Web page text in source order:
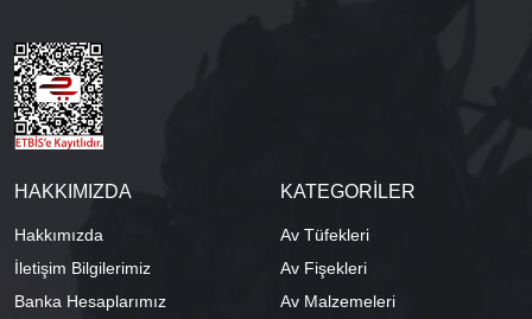
HAKKIMIZDA
Hakkımızda
İletişim Bilgilerimiz
Banka Hesaplarımız
KATEGORİLER
Av Tüfekleri
Av Fişekleri
Av Malzemeleri